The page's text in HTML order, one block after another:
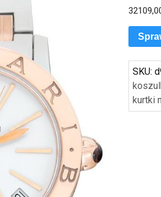
SKU:
kurtki